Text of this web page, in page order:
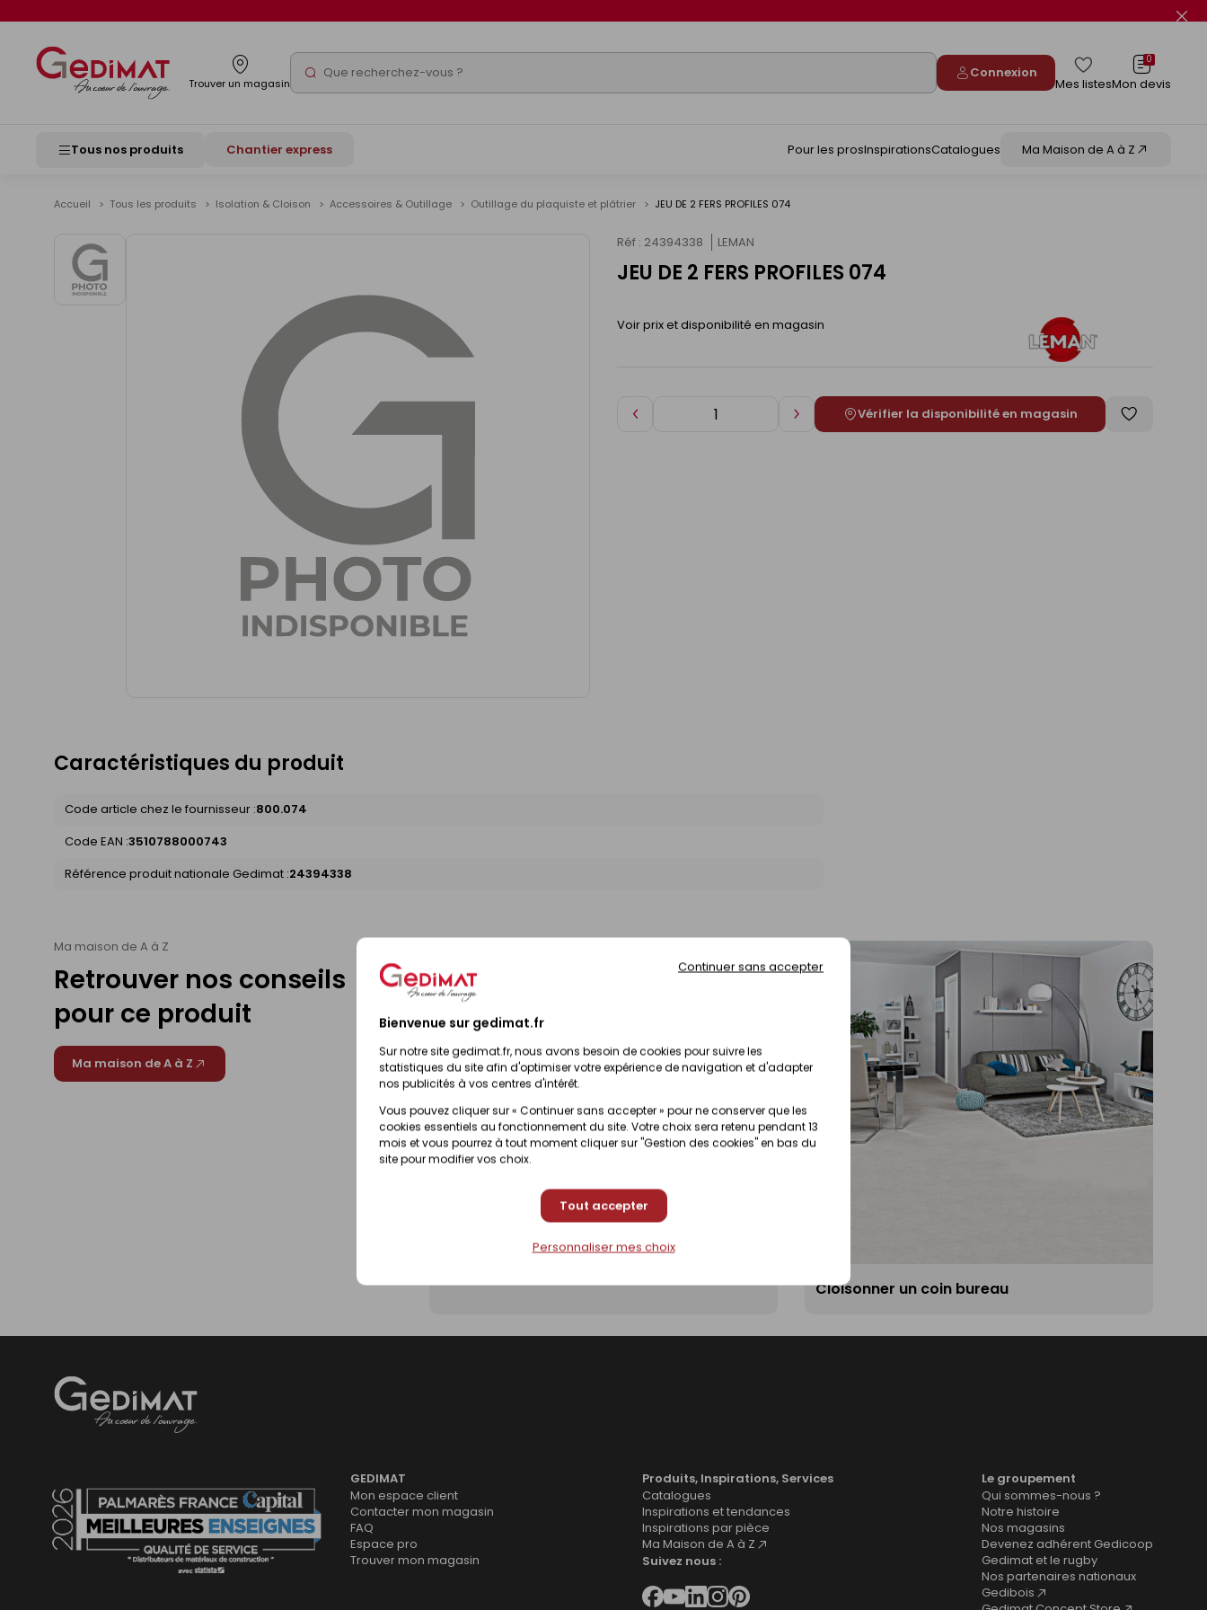
Bienvenue sur gedimat.fr
Sur notre site gedimat.fr, nous avons besoin de cookies pour suivre les
statistiques du site afin d'optimiser votre expérience de navigation et d'adapter
nos publicités à vos centres d'intérêt.
Vous pouvez cliquer sur « Continuer sans accepter » pour ne conserver que les
cookies essentiels au fonctionnement du site. Votre choix sera retenu pendant 13
mois et vous pourrez à tout moment cliquer sur "Gestion des cookies" en bas du
site pour modifier vos choix.
Tout accepter
Continuer sans accepter
Personnaliser mes choix
Trouver un magasin Rechercher Connexion
Mes listes
0
Mon devis
Tous nos produits Chantier express Pour les prosInspirationsCatalogues Ma Maison de A à Z
Accueil Tous les produits Isolation & Cloison Accessoires & Outillage Outillage du plaquiste et plâtrier JEU DE 2 FERS PROFILES 074
Réf : 24394338 LEMAN
JEU DE 2 FERS PROFILES 074
Voir prix et disponibilité en magasin
Diminuer AugmenterVérifier la disponibilité en magasin
Enregistrer
Caractéristiques du produit
Code article chez le fournisseur :800.074
Code EAN :3510788000743
Référence produit nationale Gedimat :24394338
Ma maison de A à Z
Retrouver nos conseils
pour ce produit
Ma maison de A à Z
La cloison en alvéolaire
Cloisonner un coin bureau
GEDIMAT
Mon espace client
Contacter mon magasin
FAQ
Espace pro
Trouver mon magasin
Produits, Inspirations, Services
Catalogues
Inspirations et tendances
Inspirations par pièce
Ma Maison de A à Z
Suivez nous :
Le groupement
Qui sommes-nous ?
Notre histoire
Nos magasins
Devenez adhérent Gedicoop
Gedimat et le rugby
Nos partenaires nationaux
Gedibois